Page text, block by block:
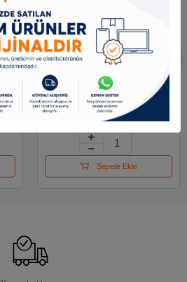
Maped Kıskaç (klips)
Metal 32 Mm 4 Lü
Renk 036100
100.74 TL
Sepete Ekle